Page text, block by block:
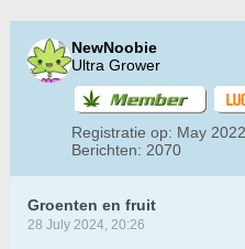
NewNoobie
Ultra Grower
Registratie op: May 2022
Berichten: 2070
Groenten en fruit
28 July 2024, 20:26